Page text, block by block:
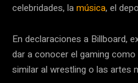
celebridades, lamúsica, el
En declaraciones a Billboard,
dar a conocer el gaming
similar al wrestling o las artes